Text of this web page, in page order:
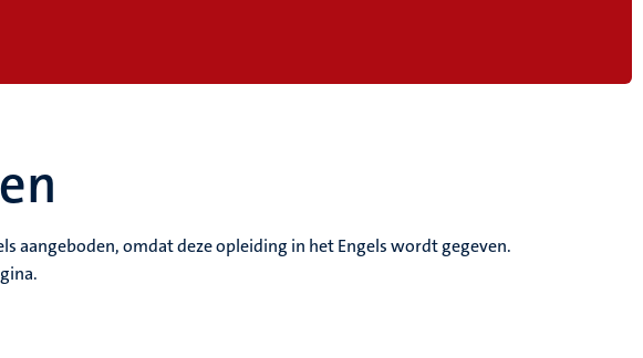
aangeboden, omdat deze opleiding in het Engels wordt gegeven.